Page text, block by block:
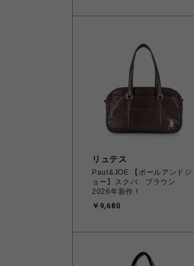
リュテス
Paul&JOE 【ポールアンドジ
ョー】スクバ ブラウン
2026年新作！
￥9,680